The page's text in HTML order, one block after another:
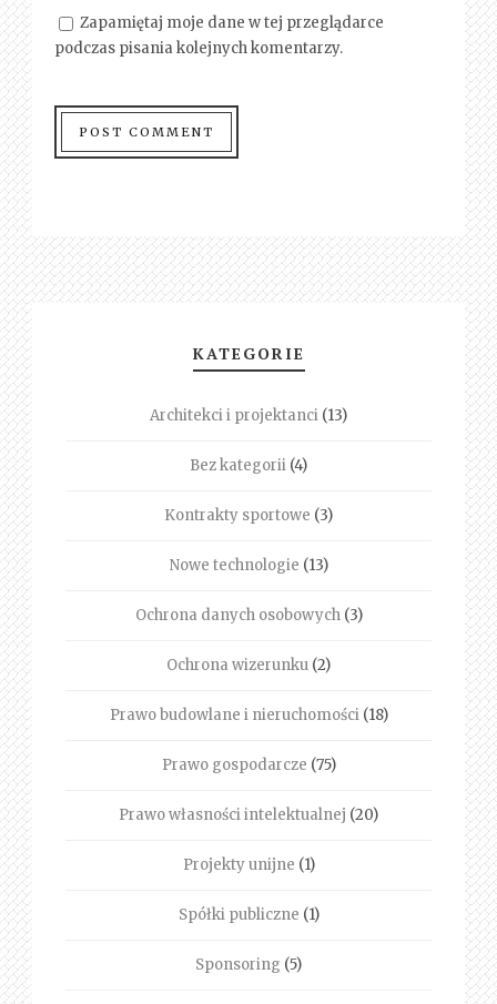
Zapamiętaj moje dane w tej przeglądarce
podczas pisania kolejnych komentarzy.
KATEGORIE
Architekci i projektanci (13)
Bez kategorii (4)
Kontrakty sportowe (3)
Nowe technologie (13)
Ochrona danych osobowych(3)
Ochrona wizerunku (2)
Prawo budowlane i nieruchomości(18)
Prawo gospodarcze (75)
Prawo własności intelektualnej (20)
Projekty unijne (1)
Spółki publiczne (1)
Sponsoring (5)